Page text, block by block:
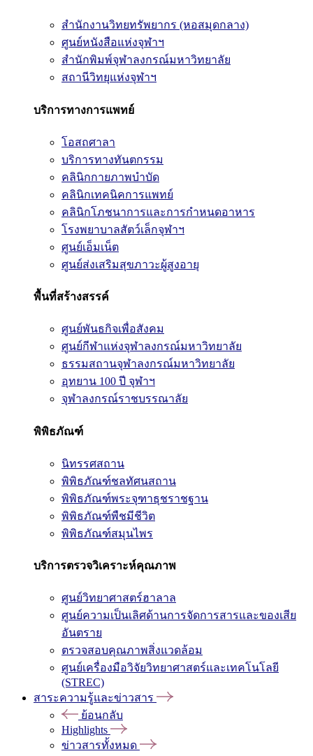
สำนักงานวิทยทรัพยากร (หอสมุดกลาง)
ศูนย์หนังสือแห่งจุฬาฯ
สำนักพิมพ์จุฬาลงกรณ์มหาวิทยาลัย
สถานีวิทยุแห่งจุฬาฯ
บริการทางการแพทย์
โอสถศาลา
บริการทางทันตกรรม
คลินิกกายภาพบำบัด
คลินิกเทคนิคการแพทย์
คลินิกโภชนาการและการกำหนดอาหาร
โรงพยาบาลสัตว์เล็กจุฬาฯ
ศูนย์เอ็มเน็ต
ศูนย์ส่งเสริมสุขภาวะผู้สูงอายุ
พื้นที่สร้างสรรค์
ศูนย์พันธกิจเพื่อสังคม
ศูนย์กีฬาแห่งจุฬาลงกรณ์มหาวิทยาลัย
ธรรมสถานจุฬาลงกรณ์มหาวิทยาลัย
อุทยาน 100 ปี จุฬาฯ
จุฬาลงกรณ์ราชบรรณาลัย
พิพิธภัณฑ์
นิทรรศสถาน
พิพิธภัณฑ์ชลทัศนสถาน
พิพิธภัณฑ์พระจุฑาธุชราชฐาน
พิพิธภัณฑ์พืชมีชีวิต
พิพิธภัณฑ์สมุนไพร
บริการตรวจวิเคราะห์คุณภาพ
ศูนย์วิทยาศาสตร์ฮาลาล
ศูนย์ความเป็นเลิศด้านการจัดการสารและของเสีย
อันตราย
ตรวจสอบคุณภาพสิ่งแวดล้อม
ศูนย์เครื่องมือวิจัยวิทยาศาสตร์และเทคโนโลยี
(STREC)
สาระความรู้และข่าวสาร
ย้อนกลับ
Highlights
ข่าวสารทั้งหมด